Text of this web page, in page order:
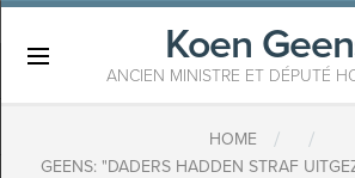
Koen
ANCIEN MINISTRE ET DÉPUTÉ
HOME / /
GEENS: "DADERS HADDEN STRAF